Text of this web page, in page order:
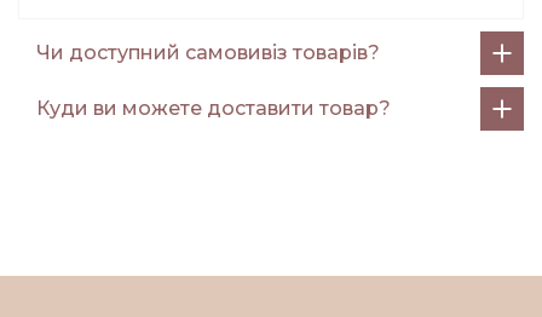
Чи доступний самовивіз товарів?
Куди ви можете доставити товар?